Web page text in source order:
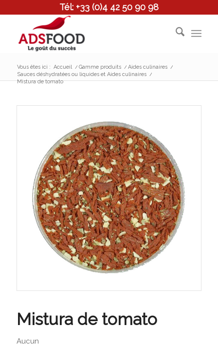
Tél: +33 (0)4 42 50 90 98
Vous êtes ici : Accueil / Gamme produits / Aides culinaires /
Sauces déshydratées ou liquides et Aides culinaires /
Mistura de tomato
Mistura de tomato
Aucun